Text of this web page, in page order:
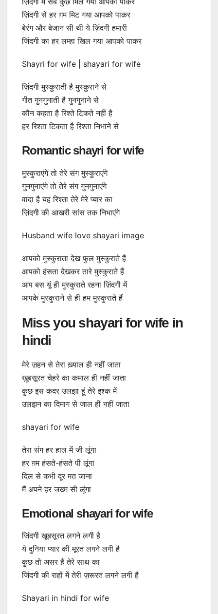
ज़िंदगी से हर ग़म मिट गया आपको पाकर
बेरंग और बेजान सी थी ये ज़िंदगी हमारी
जिंदगी का हर लम्हा खिल गया आपको पाकर
Shayri for wife | shayari for wife
ज़िंदगी मुस्कुराती है मुस्कुराने से
गीत गुनगुनाती है गुनगुनाने से
कौन कहता है रिश्ते टिकते नहीं है
हर रिश्ता टिकता है रिश्ता निभाने से
Romantic shayri for wife
मुस्कुराएंगे तो तेरे संग मुस्कुराएंगे
गुनगुनाएंगे तो तेरे संग गुनगुनाएंगे
वादा है यह रिश्ता तेरे मेरे प्यार का
ज़िंदगी की आखरी सांस तक निभाएंगे
Husband wife love shayari image
आपको मुस्कुराता देख फुल मुस्कुराते हैं
आपको हंसता देखकर तारे मुस्कुराते हैं
आप बस यूं ही मुस्कुराते रहना ज़िंदगी में
आपके मुस्कुराने से ही हम मुस्कुराते हैं
Miss you shayari for wife in
hindi
मेरे ज़हन से तेरा ख़्याल ही नहीं जाता
ख़ूबसूरत चेहरे का कमाल ही नहीं जाता
कुछ इस कदर उलझा हूं तेरे इश्क में
उलझन का दिमाग से जाल ही नहीं जाता
shayari for wife
तेरा संग हर हाल में जी लूंगा
हर ग़म हंसते-हंसते पी लूंगा
दिल से कभी दूर मत जाना
मैं अपने हर जख्म सी लूंगा
Emotional shayari for wife
जिंदगी खूबसूरत लगने लगी है
ये दुनिया प्यार की मूरत लगने लगी है
कुछ तो असर है तेरे साथ का
जिंदगी की राहों में तेरी ज़रूरत लगने लगी है
Shayari in hindi for wife